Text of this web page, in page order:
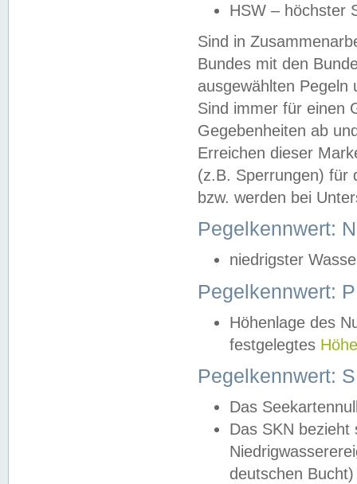
HSW – höchster
Sind in
Bundes mit den
ausgewählten
Sind immer für einen
Gegebenheiten ab
Erreichen dieser
(z.B. Sperrungen) für
bzw. werden bei
Pegelkennwert:
niedrigster
Pegelkennwert:
Höhenlage des
festgelegtes
Pegelkennwert:
Das
Das SKN
deutschen